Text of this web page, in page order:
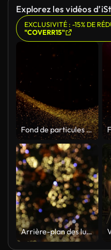
Explorez les vidéos
EXCLUSIVITÉ : -15% DE
"COVERR15"
Fond de particules d’or. Boucle
Arrière-plan des lumières floues de l’arbre de Noël